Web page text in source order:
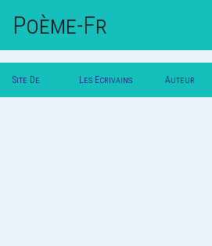
Poème-Fr
Site De Les Ecrivains Auteur